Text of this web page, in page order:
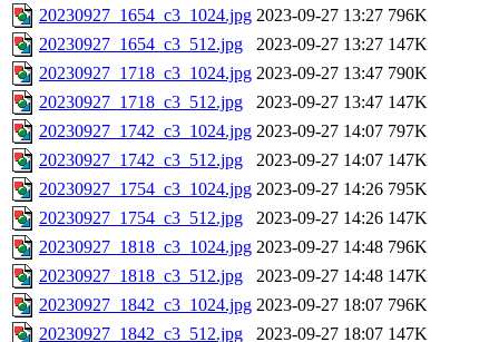
20230927_1654_c3_1024.jpg 2023-09-27 13:27 796K
20230927_1654_c3_512.jpg
2023-09-27 13:27 147K
20230927_1718_c3_1024.jpg 2023-09-27 13:47 790K
20230927_1718_c3_512.jpg
2023-09-27 13:47 147K
20230927_1742_c3_1024.jpg 2023-09-27 14:07 797K
20230927_1742_c3_512.jpg
2023-09-27 14:07 147K
20230927_1754_c3_1024.jpg 2023-09-27 14:26 795K
20230927_1754_c3_512.jpg
2023-09-27 14:26 147K
20230927_1818_c3_1024.jpg 2023-09-27 14:48 796K
20230927_1818_c3_512.jpg
2023-09-27 14:48 147K
20230927_1842_c3_1024.jpg 2023-09-27 18:07 796K
20230927_1842_c3_512.jpg
2023-09-27 18:07 147K